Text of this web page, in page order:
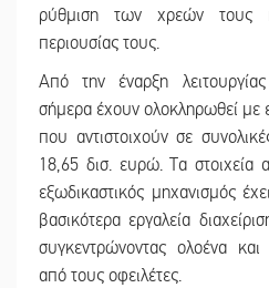
ρύθμιση των χρεών τους
περιουσίας τους.
Από την έναρξη
σήμερα έχουν ολοκληρωθεί με
που αντιστοιχούν σε
18,65 δισ. ευρώ. Τα στοιχεία
εξωδικαστικός μηχανισμός
βασικότερα εργαλεία
συγκεντρώνοντας ολοένα
από τους οφειλέτες.